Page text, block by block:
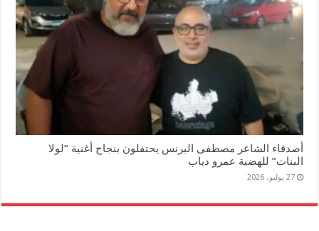
أصدقاء الشاعر مصطفى البرنس يحتفلون بنجاح أغنية “لولا
البنات” للهضبة عمرو دياب
27 يوليو، 2026